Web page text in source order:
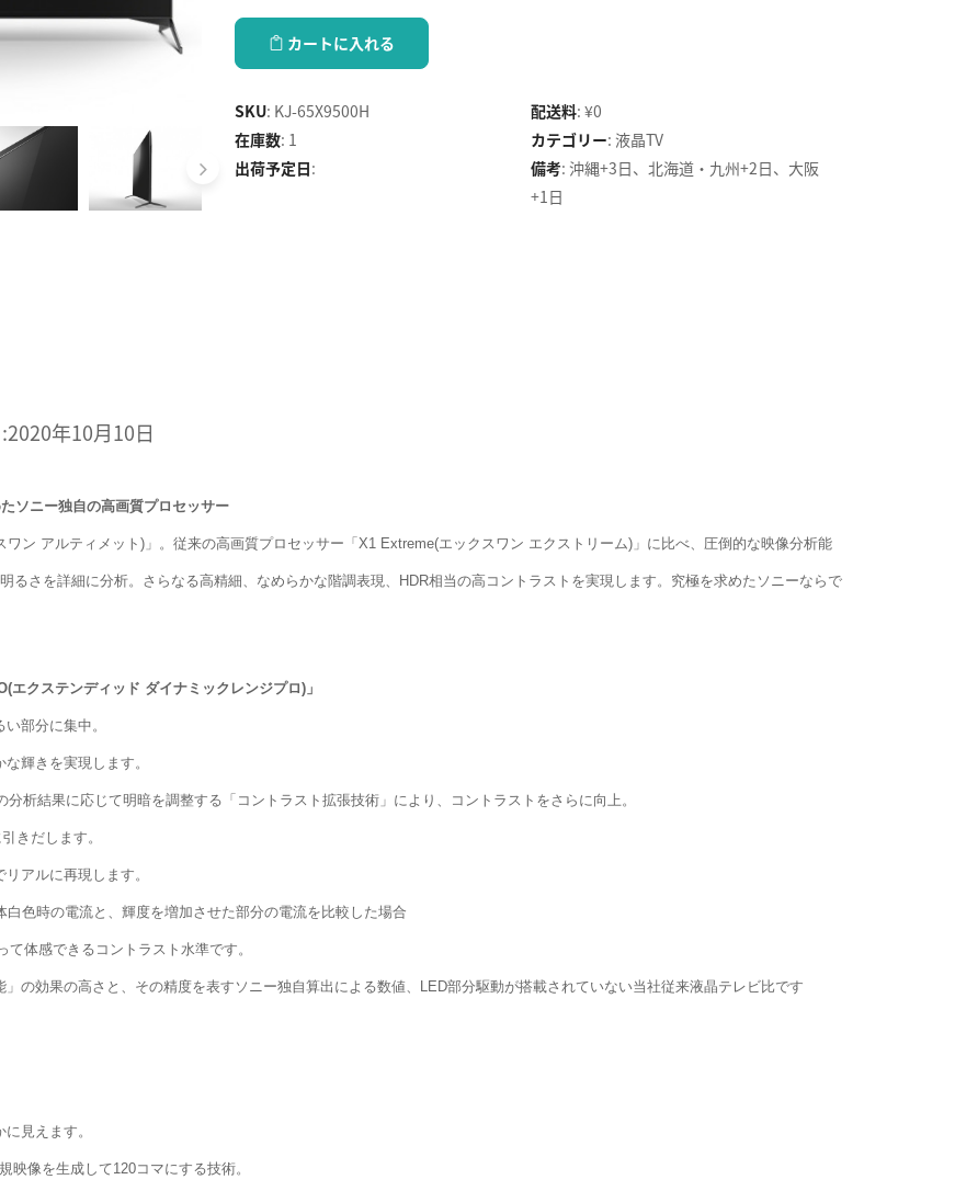
カートに入れる
SKU: KJ-65X9500H 配送料:¥0
在庫数: 1 カテゴリー: 液晶TV
出荷予定日: 備考: 沖縄+3日、北海道・九州+2日、大阪
+1日
年10月10日
ソニー独自の高画質プロセッサー
ン アルティメット)」。従来の高画質プロセッサー「X1 Extreme(エックスワン エクストリーム)」に比べ、圧倒的な映像分析能
るさを詳細に分析。さらなる高精細、なめらかな階調表現、HDR相当の高コントラストを実現します。究極を求めたソニーならで
クステンディッド ダイナミックレンジプロ)」
部分に集中。
輝きを実現します。
析結果に応じて明暗を調整する「コントラスト拡張技術」により、コントラストをさらに向上。
きだします。
アルに再現します。
色時の電流と、輝度を増加させた部分の電流を比較した場合
体感できるコントラスト水準です。
の効果の高さと、その精度を表すソニー独自算出による数値、LED部分駆動が搭載されていない当社従来液晶テレビ比です
見えます。
映像を生成して120コマにする技術。